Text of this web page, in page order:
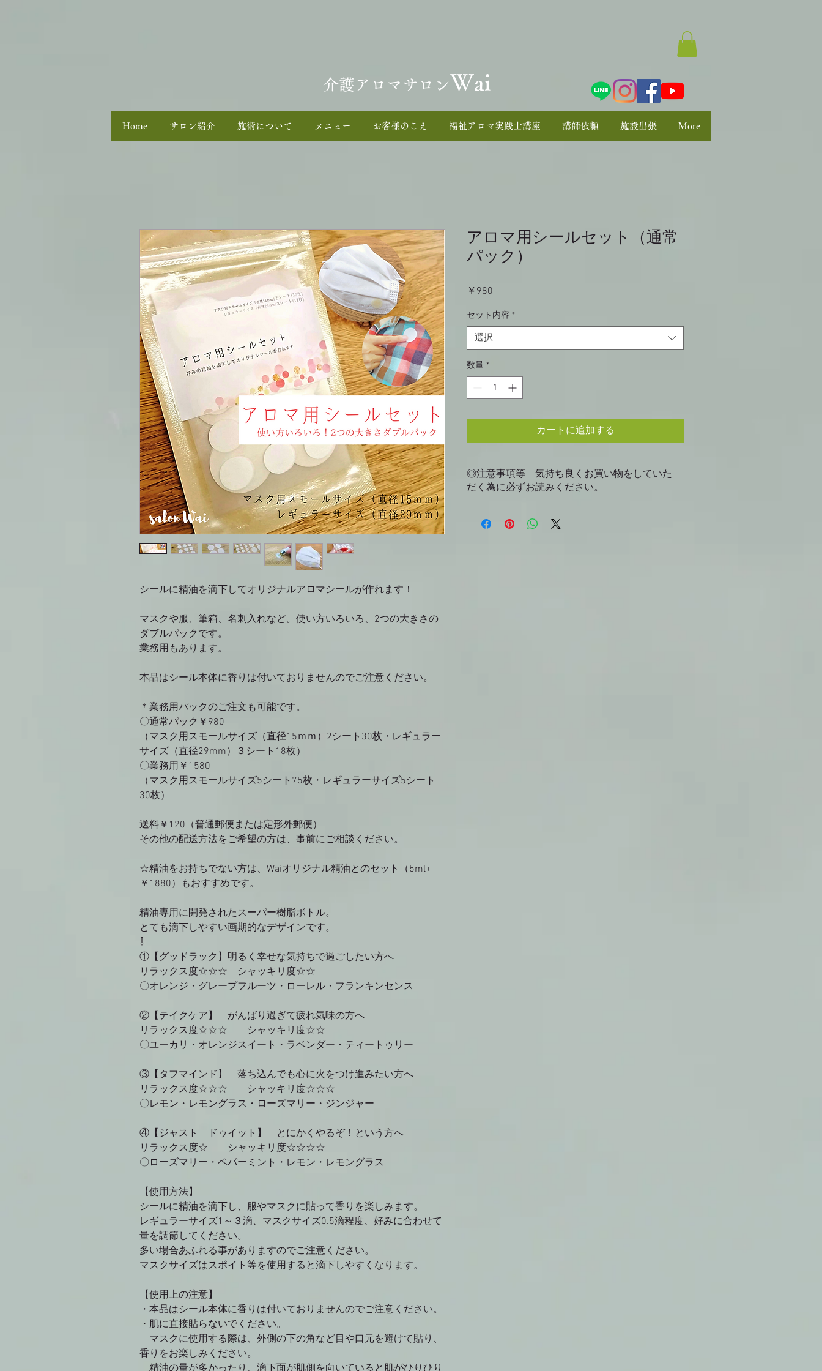
介護アロマサロンWai
Home サロン紹介 施術について メニュー お客様のこえ 福祉アロマ実践士講座 講師依頼 施設出張 More
シールに精油を滴下してオリジナルアロマシールが作れます！
マスクや服、筆箱、名刺入れなど。使い方いろいろ、2つの大きさの
ダブルパックです。
業務用もあります。
本品はシール本体に香りは付いておりませんのでご注意ください。
＊業務用パックのご注文も可能です。
〇通常パック￥980
（マスク用スモールサイズ（直径15ｍｍ）2シート30枚・レギュラー
サイズ（直径29mm）３シート18枚）
〇業務用￥1580
（マスク用スモールサイズ5シート75枚・レギュラーサイズ5シート
30枚）
送料￥120（普通郵便または定形外郵便）
その他の配送方法をご希望の方は、事前にご相談ください。
☆精油をお持ちでない方は、Waiオリジナル精油とのセット（5ml+
￥1880）もおすすめです。
精油専用に開発されたスーパー樹脂ボトル。
とても滴下しやすい画期的なデザインです。
⇩
①【グッドラック】明るく幸せな気持ちで過ごしたい方へ
リラックス度☆☆☆ シャッキリ度☆☆
〇オレンジ・グレープフルーツ・ローレル・フランキンセンス
②【テイクケア】 がんばり過ぎて疲れ気味の方へ
リラックス度☆☆☆ シャッキリ度☆☆
〇ユーカリ・オレンジスイート・ラベンダー・ティートゥリー
③【タフマインド】 落ち込んでも心に火をつけ進みたい方へ
リラックス度☆☆☆ シャッキリ度☆☆☆
〇レモン・レモングラス・ローズマリー・ジンジャー
④【ジャスト ドゥイット】 とにかくやるぞ！という方へ
リラックス度☆ シャッキリ度☆☆☆☆
〇ローズマリー・ペパーミント・レモン・レモングラス
【使用方法】
シールに精油を滴下し、服やマスクに貼って香りを楽しみます。
レギュラーサイズ1 ～３滴、マスクサイズ0.5滴程度、好みに合わせて
量を調節してください。
多い場合あふれる事がありますのでご注意ください。
マスクサイズはスポイト等を使用すると滴下しやすくなります。
【使用上の注意】
・本品はシール本体に香りは付いておりませんのでご注意ください。
・肌に直接貼らないでください。
マスクに使用する際は、外側の下の角など目や口元を避けて貼り、
香りをお楽しみください。
精油の量が多かったり、滴下面が肌側を向いていると肌がひりひり
アロマ用シールセット（通常
パック）
￥980
セット内容 *
選択
数量 *
カートに追加する
◎注意事項等 気持ち良くお買い物をしていた
だく為に必ずお読みください。
望がございましたらご相談ください。